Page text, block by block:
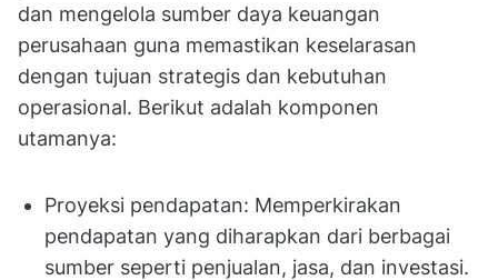
dan mengelola sumber daya keuangan
perusahaan guna memastikan keselarasan
dengan tujuan strategis dan kebutuhan
operasional. Berikut adalah komponen
utamanya:
Proyeksi pendapatan: Memperkirakan
pendapatan yang diharapkan dari berbagai
sumber seperti penjualan, jasa, dan investasi.